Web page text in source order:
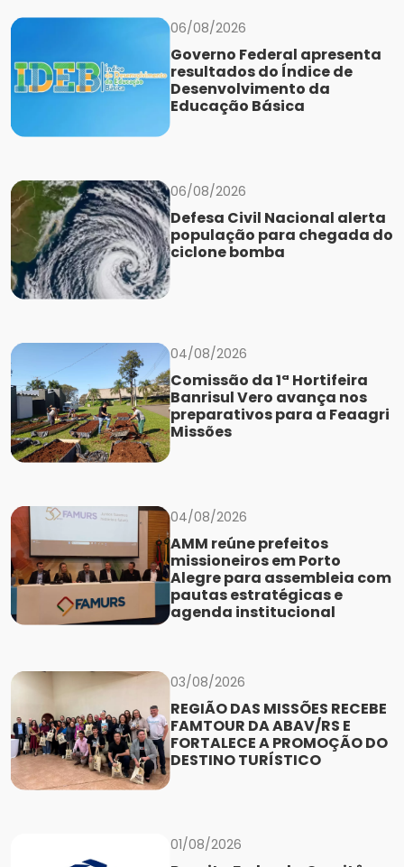
06/08/2026
Governo Federal apresenta
resultados do Índice de
Desenvolvimento da
Educação Básica
06/08/2026
Defesa Civil Nacional alerta
população para chegada do
ciclone bomba
04/08/2026
Comissão da 1ª Hortifeira
Banrisul Vero avança nos
preparativos para a Feaagri
Missões
04/08/2026
AMM reúne prefeitos
missioneiros em Porto
Alegre para assembleia com
pautas estratégicas e
agenda institucional
03/08/2026
REGIÃO DAS MISSÕES RECEBE
FAMTOUR DA ABAV/RS E
FORTALECE A PROMOÇÃO DO
DESTINO TURÍSTICO
01/08/2026